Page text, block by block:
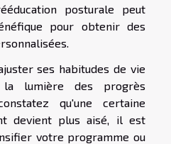
posturale peut
pour obtenir des
ses habitudes de vie
lumière des progrès
qu'une certaine
devient plus aisé, il est
votre programme ou